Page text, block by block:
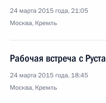
24 марта 2015 года, 21:05
Москва, Кремль
Рабочая встреча с
24 марта 2015 года, 18:45
Москва, Кремль